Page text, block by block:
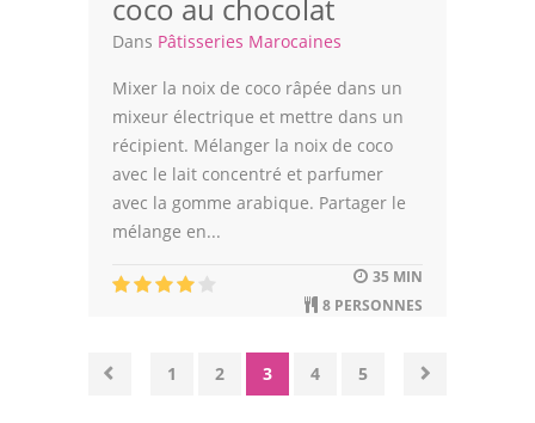
coco au chocolat
Dans Pâtisseries Marocaines
Mixer la noix de coco râpée dans un
mixeur électrique et mettre dans un
récipient. Mélanger la noix de coco
avec le lait concentré et parfumer
avec la gomme arabique. Partager le
mélange en...
35 MIN
8 PERSONNES
1 2 3 4 5